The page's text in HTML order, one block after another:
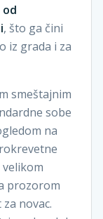
od
, što ga čini
iz grada i za
smeštajnim
sobe
na
prozorom
novac.